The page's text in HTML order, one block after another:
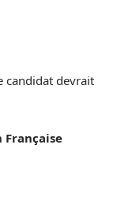
candidat devrait